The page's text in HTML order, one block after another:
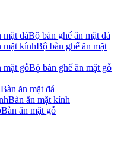
Bộ bàn ghế ăn mặt đá
Bộ bàn ghế ăn mặt
Bộ bàn ghế ăn mặt gỗ
Bàn ăn mặt đá
Bàn ăn mặt kính
Bàn ăn mặt gỗ